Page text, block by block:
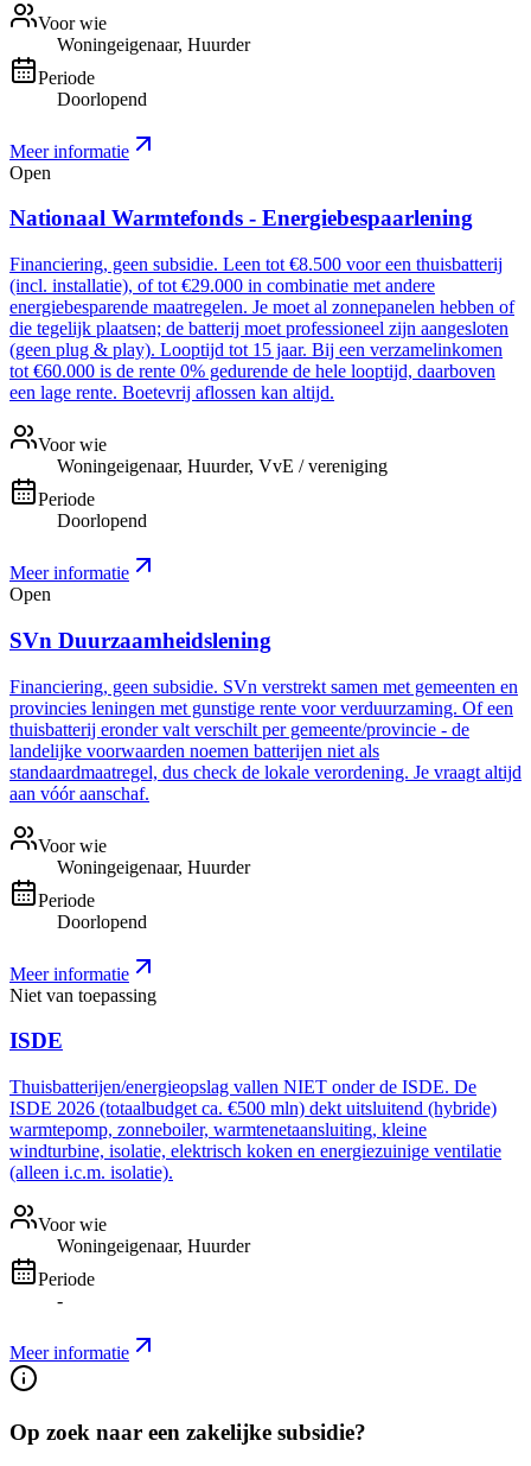
Voor wie
Woningeigenaar, Huurder
Periode
Doorlopend
Meer informatie
Open
Nationaal Warmtefonds - Energiebespaarlening
Financiering, geen subsidie. Leen tot €8.500 voor een thuisbatterij
(incl. installatie), of tot €29.000 in combinatie met andere
energiebesparende maatregelen. Je moet al zonnepanelen hebben of
die tegelijk plaatsen; de batterij moet professioneel zijn aangesloten
(geen plug & play). Looptijd tot 15 jaar. Bij een verzamelinkomen
tot €60.000 is de rente 0% gedurende de hele looptijd, daarboven
een lage rente. Boetevrij aflossen kan altijd.
Voor wie
Woningeigenaar, Huurder, VvE / vereniging
Periode
Doorlopend
Meer informatie
Open
SVn Duurzaamheidslening
Financiering, geen subsidie. SVn verstrekt samen met gemeenten en
provincies leningen met gunstige rente voor verduurzaming. Of een
thuisbatterij eronder valt verschilt per gemeente/provincie - de
landelijke voorwaarden noemen batterijen niet als
standaardmaatregel, dus check de lokale verordening. Je vraagt altijd
aan vóór aanschaf.
Voor wie
Woningeigenaar, Huurder
Periode
Doorlopend
Meer informatie
Niet van toepassing
ISDE
Thuisbatterijen/energieopslag vallen NIET onder de ISDE. De
ISDE 2026 (totaalbudget ca. €500 mln) dekt uitsluitend (hybride)
warmtepomp, zonneboiler, warmtenetaansluiting, kleine
windturbine, isolatie, elektrisch koken en energiezuinige ventilatie
(alleen i.c.m. isolatie).
Voor wie
Woningeigenaar, Huurder
Periode
-
Meer informatie
Op zoek naar een zakelijke subsidie?